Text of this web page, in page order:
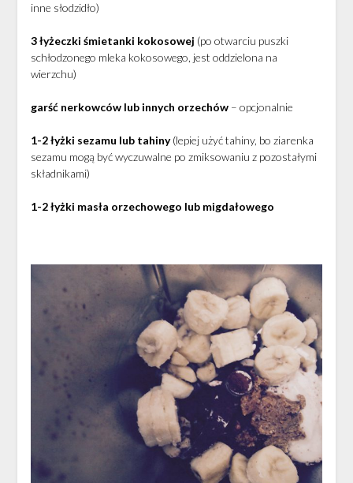
inne słodzidło)
3 łyżeczki śmietanki kokosowej (po otwarciu puszki
schłodzonego mleka kokosowego, jest oddzielona na
wierzchu)
garść nerkowców lub innych orzechów– opcjonalnie
1-2 łyżki sezamu lub tahiny(lepiej użyć tahiny, bo ziarenka
sezamu mogą być wyczuwalne po zmiksowaniu z pozostałymi
składnikami)
1-2 łyżki masła orzechowego lub migdałowego